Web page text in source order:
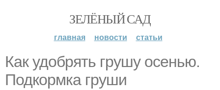
ЗЕЛЁНЫЙ САД
главная новости статьи
Как удобрять грушу осенью.
Подкормка груши